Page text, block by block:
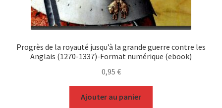
Progrès de la royauté jusqu’à la grande guerre contre les
Anglais (1270-1337)-Format numérique (ebook)
0,95 €
Ajouter au panier